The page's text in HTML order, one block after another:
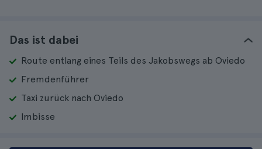
Das ist dabei
Route entlang eines Teils des Jakobswegs ab Oviedo
Fremdenführer
Taxi zurück nach Oviedo
Imbisse